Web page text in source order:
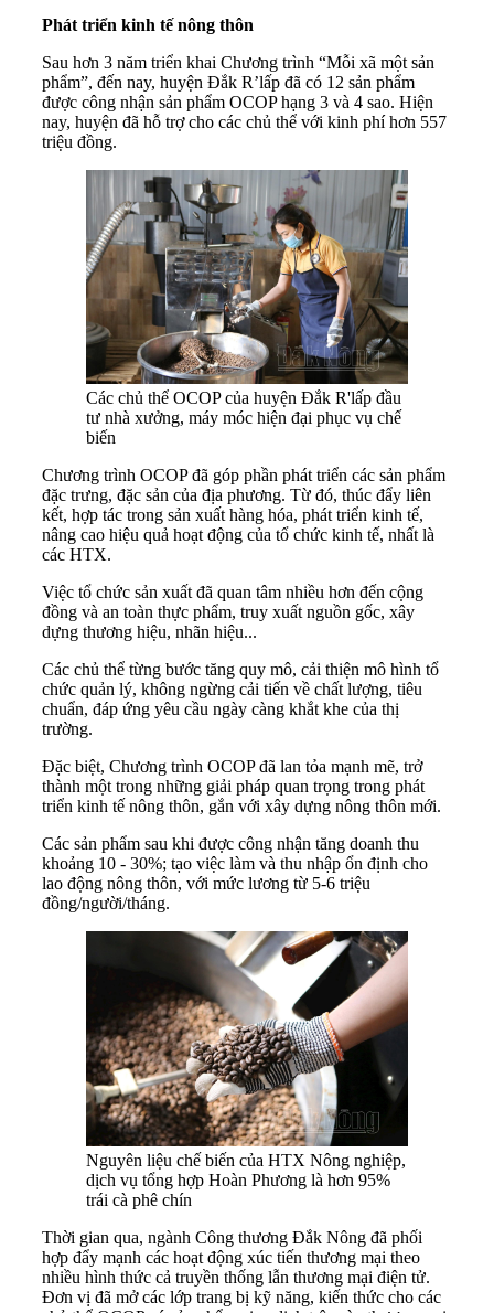
Phát triển kinh tế nông thôn
Sau hơn 3 năm triển khai Chương trình “Mỗi xã một sản
phẩm”, đến nay, huyện Đắk R’lấp đã có 12 sản phẩm
được công nhận sản phẩm OCOP hạng 3 và 4 sao. Hiện
nay, huyện đã hỗ trợ cho các chủ thể với kinh phí hơn 557
triệu đồng.
Các chủ thể OCOP của huyện Đắk R'lấp đầu
tư nhà xưởng, máy móc hiện đại phục vụ chế
biến
Chương trình OCOP đã góp phần phát triển các sản phẩm
đặc trưng, đặc sản của địa phương. Từ đó, thúc đẩy liên
kết, hợp tác trong sản xuất hàng hóa, phát triển kinh tế,
nâng cao hiệu quả hoạt động của tổ chức kinh tế, nhất là
các HTX.
Việc tổ chức sản xuất đã quan tâm nhiều hơn đến cộng
đồng và an toàn thực phẩm, truy xuất nguồn gốc, xây
dựng thương hiệu, nhãn hiệu...
Các chủ thể từng bước tăng quy mô, cải thiện mô hình tổ
chức quản lý, không ngừng cải tiến về chất lượng, tiêu
chuẩn, đáp ứng yêu cầu ngày càng khắt khe của thị
trường.
Đặc biệt, Chương trình OCOP đã lan tỏa mạnh mẽ, trở
thành một trong những giải pháp quan trọng trong phát
triển kinh tế nông thôn, gắn với xây dựng nông thôn mới.
Các sản phẩm sau khi được công nhận tăng doanh thu
khoảng 10 - 30%; tạo việc làm và thu nhập ổn định cho
lao động nông thôn, với mức lương từ 5-6 triệu
đồng/người/tháng.
Nguyên liệu chế biến của HTX Nông nghiệp,
dịch vụ tổng hợp Hoàn Phương là hơn 95%
trái cà phê chín
Thời gian qua, ngành Công thương Đắk Nông đã phối
hợp đẩy mạnh các hoạt động xúc tiến thương mại theo
nhiều hình thức cả truyền thống lẫn thương mại điện tử.
Đơn vị đã mở các lớp trang bị kỹ năng, kiến thức cho các